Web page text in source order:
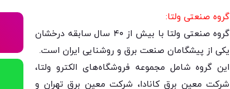
گروه صنعتی ولتا:
گروه صنعتی ولتا با بیش از ۴۰ سال سابقه درخشان
یکی از پیشگامان صنعت برق و روشنایی ایران است.
این گروه شامل مجموعه فروشگاه‌های الکترو ولتا،
شرکت معین برق کانادا، شرکت معین برق تهران و